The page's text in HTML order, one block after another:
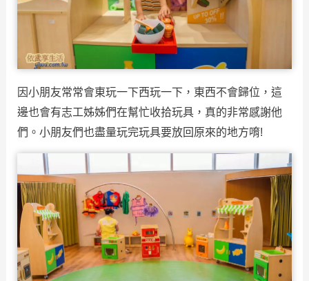
因小朋友常常會東玩一下西玩一下，東西不會歸位，這
邊也會有志工姊姊們在幫忙收拾玩具，真的非常感謝他
們。小朋友們也盡量玩完玩具要放回原來的地方唷!